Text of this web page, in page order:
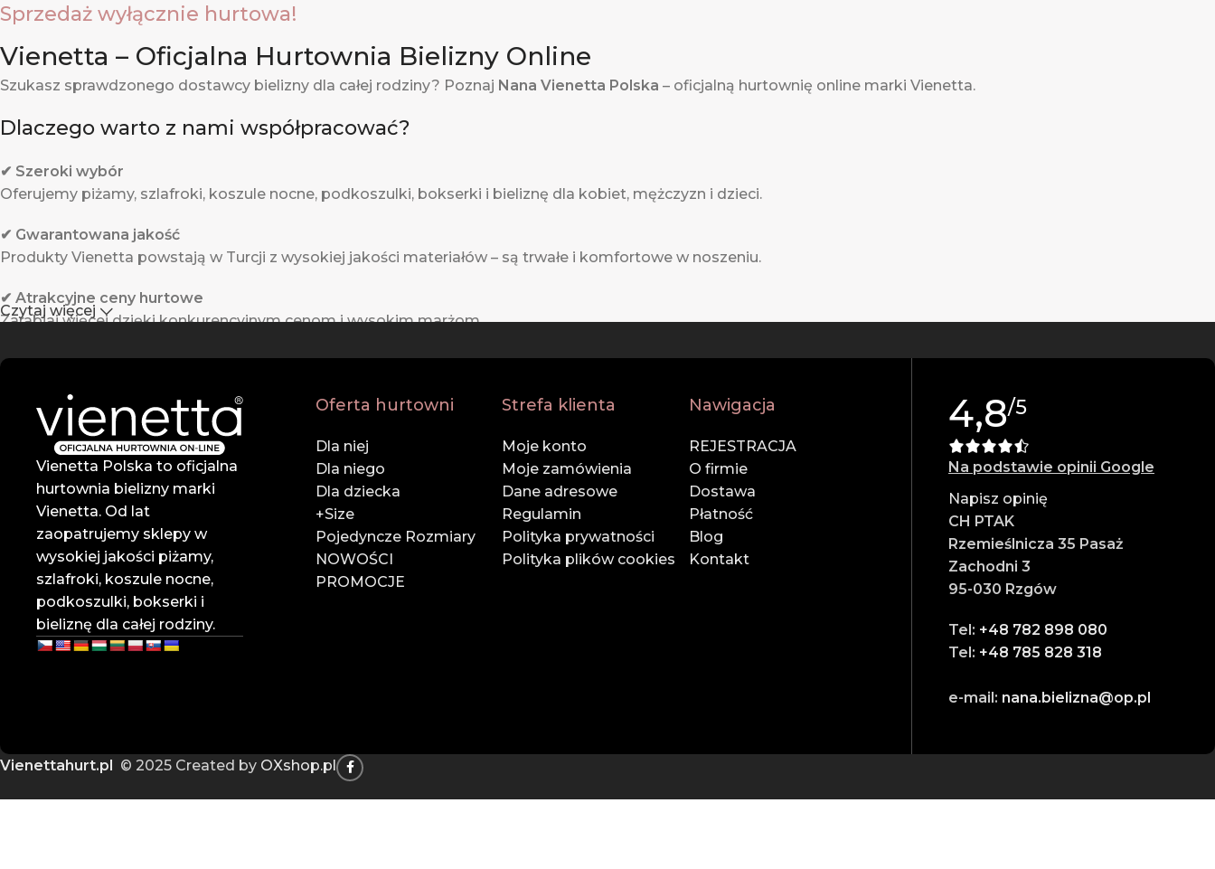
Sprzedaż wyłącznie hurtowa!
Vienetta – Oficjalna Hurtownia Bielizny Online
Szukasz sprawdzonego dostawcy bielizny dla całej rodziny? Poznaj Nana Vienetta Polska – oficjalną hurtownię online marki Vienetta.
Dlaczego warto z nami współpracować?
✔ Szeroki wybór
Oferujemy piżamy, szlafroki, koszule nocne, podkoszulki, bokserki i bieliznę dla kobiet, mężczyzn i dzieci.
✔ Gwarantowana jakość
Produkty Vienetta powstają w Turcji z wysokiej jakości materiałów – są trwałe i komfortowe w noszeniu.
✔ Atrakcyjne ceny hurtowe
Zarabiaj więcej dzięki konkurencyjnym cenom i wysokim marżom.
✔ Profesjonalna obsługa
✔ Szybka wysyłka
Dzięki sprawnej logistyce i współpracy z renomowanymi firmami kurierskimi – Twoje zamówienie dotrze na czas.
Zaufaj liderowi w branży hurtowej bielizny online.
Dołącz do naszych klientów i rozwijaj swój biznes z Vienettą!
Rzemieślnicza 35, Pasaż Zachodni 3, 95-030 Rzgów
785 828 318
vienettapolska@onet.pl
Czytaj więcej
Vienetta Polska to oficjalna
hurtownia bielizny marki
Vienetta. Od lat
zaopatrujemy sklepy w
wysokiej jakości piżamy,
szlafroki, koszule nocne,
podkoszulki, bokserki i
bieliznę dla całej rodziny.
Oferta hurtowni
Dla niej
Dla niego
Dla dziecka
+Size
Pojedyncze Rozmiary
NOWOŚCI
PROMOCJE
Strefa klienta
Moje konto
Moje zamówienia
Dane adresowe
Regulamin
Polityka prywatności
Polityka plików cookies
Nawigacja
REJESTRACJA
O firmie
Dostawa
Płatność
Blog
Kontakt
4,8/5
Na podstawie opinii Google
Napisz opinię
CH PTAK
Rzemieślnicza 35 Pasaż
Zachodni 3
95-030 Rzgów
Tel: +48 782 898 080
Tel: +48 785 828 318
e-mail: nana.bielizna@op.pl
Vienettahurt.pl © 2025 Created by OXshop.pl